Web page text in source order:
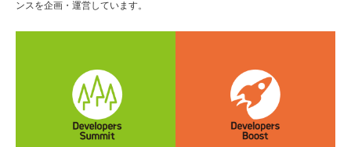
ンスを企画・運営しています。